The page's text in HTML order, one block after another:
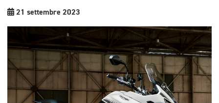
21 settembre 2023